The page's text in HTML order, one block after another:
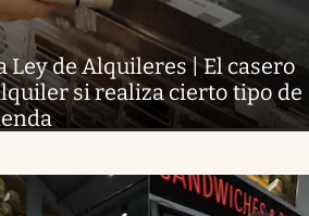
Ley de Alquileres | El casero
si realiza cierto tipo de